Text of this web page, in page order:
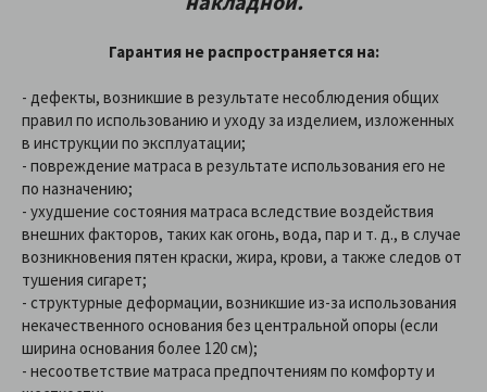
Гарантия не распространяется на:
- дефекты, возникшие в результате несоблюдения общих
правил по использованию и уходу за изделием, изложенных
в инструкции по эксплуатации;
- повреждение матраса в результате использования его не
по назначению;
- ухудшение состояния матраса вследствие воздействия
внешних факторов, таких как огонь, вода, пар и т. д., в случае
возникновения пятен краски, жира, крови, а также следов от
тушения сигарет;
- структурные деформации, возникшие из-за использования
некачественного основания без центральной опоры (если
ширина основания более 120 см);
- несоответствие матраса предпочтениям по комфорту и